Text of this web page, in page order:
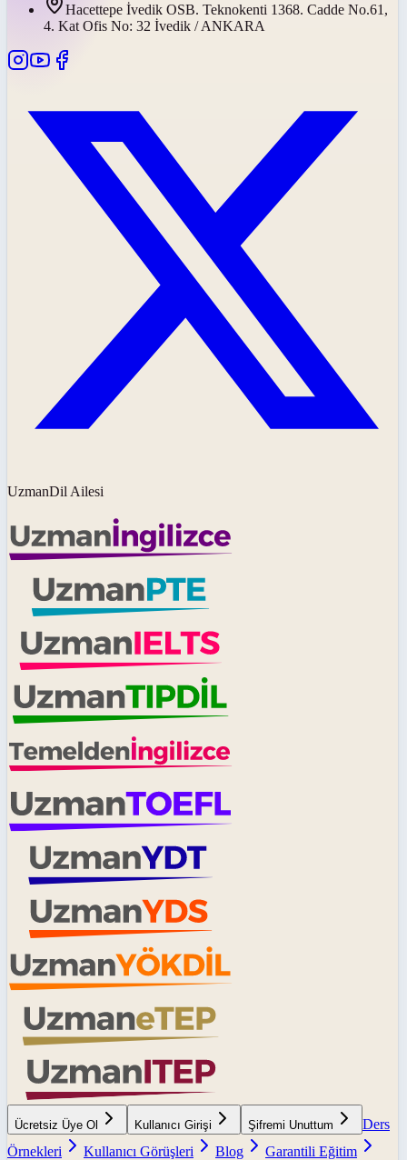
Hacettepe İvedik OSB. Teknokenti 1368. Cadde No.61,
4. Kat Ofis No: 32 İvedik / ANKARA
UzmanDil Ailesi
Ücretsiz Üye Ol Kullanıcı Girişi Şifremi Unuttum
Ders
Örnekleri
Kullanıcı Görüşleri Blog
Garantili Eğitim